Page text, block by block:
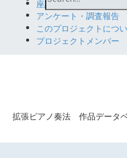
座談会・シンポジウムの
アンケート・調査報告
このプロジェクトにつ
プロジェクトメンバー
拡張ピアノ奏法 作品データ